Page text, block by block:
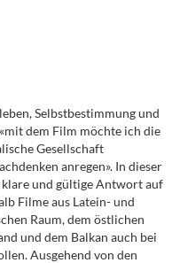
Selbstbestimmung und
dem Film möchte ich die
Gesellschaft
anregen». In dieser
und gültige Antwort auf
Filme aus Latein- und
Raum, dem östlichen
und dem Balkan auch bei
Ausgehend von den